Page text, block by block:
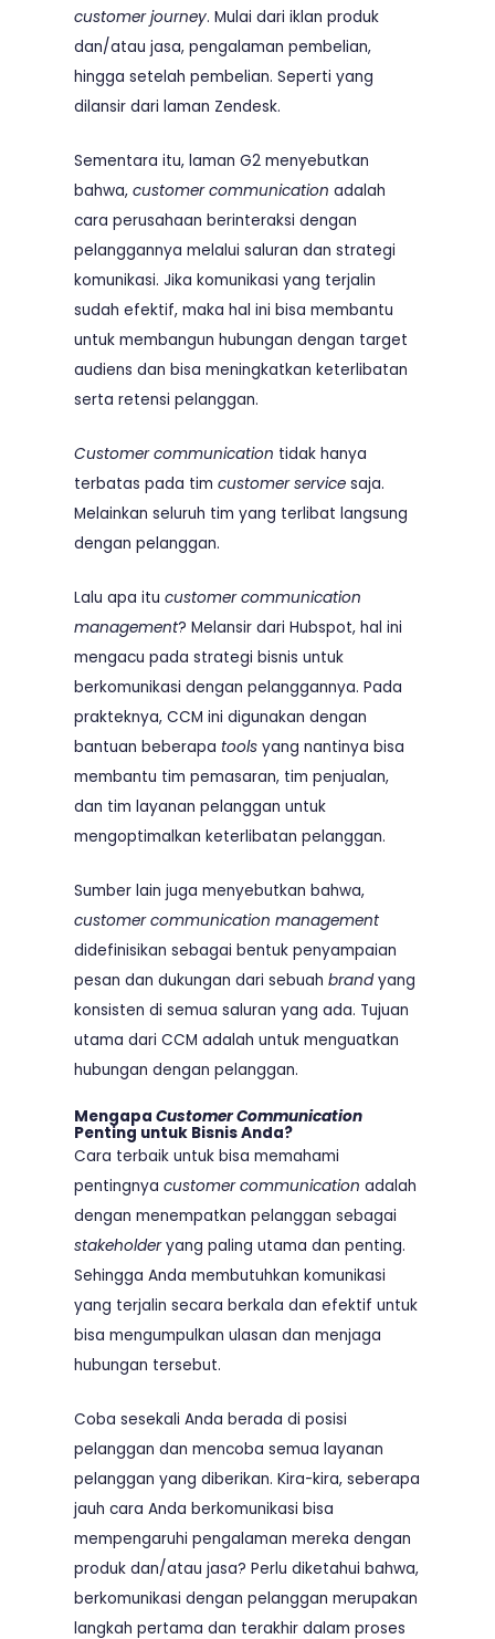
customer journey. Mulai dari iklan produk
dan/atau jasa, pengalaman pembelian,
hingga setelah pembelian. Seperti yang
dilansir dari laman Zendesk.
Sementara itu, laman G2menyebutkan
bahwa, customer communication adalah
cara perusahaan berinteraksi dengan
pelanggannya melalui saluran dan strategi
komunikasi. Jika komunikasi yang terjalin
sudah efektif, maka hal ini bisa membantu
untuk membangun hubungan dengan target
audiens dan bisa meningkatkan keterlibatan
serta retensi pelanggan.
Customer communication tidak hanya
terbatas pada tim customer service saja.
Melainkan seluruh tim yang terlibat langsung
dengan pelanggan.
Lalu apa itu customer communication
management? Melansir dari Hubspot, hal ini
mengacu pada strategi bisnis untuk
berkomunikasi dengan pelanggannya. Pada
prakteknya, CCM ini digunakan dengan
bantuan beberapa toolsyang nantinya bisa
membantu tim pemasaran, tim penjualan,
dan tim layanan pelanggan untuk
mengoptimalkan keterlibatan pelanggan.
Sumber lain juga menyebutkan bahwa,
customer communication management
didefinisikan sebagai bentuk penyampaian
pesan dan dukungan dari sebuah brandyang
konsisten di semua saluran yang ada. Tujuan
utama dari CCM adalah untuk menguatkan
hubungan dengan pelanggan.
Mengapa Customer Communication
Penting untuk Bisnis Anda?
Cara terbaik untuk bisa memahami
pentingnya customer communication adalah
dengan menempatkan pelanggan sebagai
stakeholderyang paling utama dan penting.
Sehingga Anda membutuhkan komunikasi
yang terjalin secara berkala dan efektif untuk
bisa mengumpulkan ulasan dan menjaga
hubungan tersebut.
Coba sesekali Anda berada di posisi
pelanggan dan mencoba semua layanan
pelanggan yang diberikan. Kira-kira, seberapa
jauh cara Anda berkomunikasi bisa
mempengaruhi pengalaman mereka dengan
produk dan/atau jasa? Perlu diketahui bahwa,
berkomunikasi dengan pelanggan merupakan
langkah pertama dan terakhir dalam proses